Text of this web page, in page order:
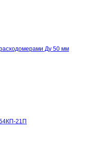
Ду 50 мм
21П